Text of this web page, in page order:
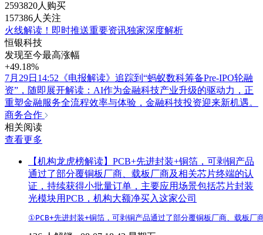
2593820人购买
157386人关注
火线解读！即时推送重要资讯独家深度解析
恒银科技
发现至今最高涨幅
+49.18%
7月29日14:52《电报解读》追踪到“蚂蚁数科筹备Pre-IPO轮融
资”，随即展开解读：AI作为金融科技产业升级的驱动力，正
重塑金融服务全流程效率与体验，金融科技投资迎来新机遇。
商务合作
相关阅读
查看更多
【机构龙虎榜解读】PCB+先进封装+铜箔，可剥铜产品
通过了部分覆铜板厂商、载板厂商及相关芯片终端的认
证，持续获得小批量订单，主要应用场景包括芯片封装
光模块用PCB，机构大额净买入这家公司
①PCB+先进封装+铜箔，可剥铜产品通过了部分覆铜板厂商、载板厂